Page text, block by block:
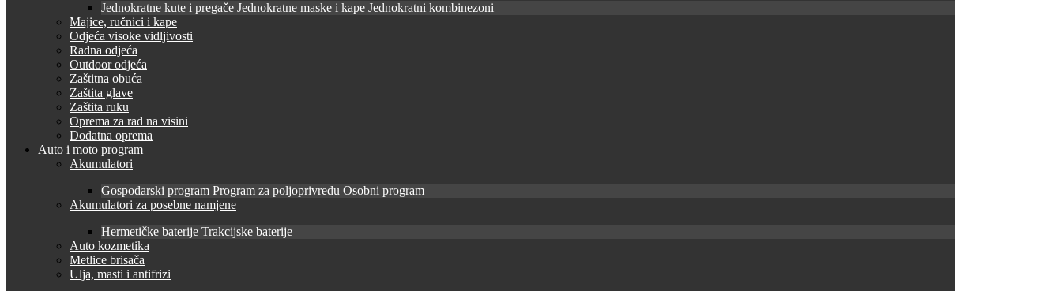
Jednokratne kute i pregače Jednokratne maske i kape Jednokratni kombinezoni
Majice, ručnici i kape
Odjeća visoke vidljivosti
Radna odjeća
Outdoor odjeća
Zaštitna obuća
Zaštita glave
Zaštita ruku
Oprema za rad na visini
Dodatna oprema
Auto i moto program
Akumulatori
Gospodarski program Program za poljoprivredu Osobni program
Akumulatori za posebne namjene
Hermetičke baterije Trakcijske baterije
Auto kozmetika
Metlice brisača
Ulja, masti i antifrizi